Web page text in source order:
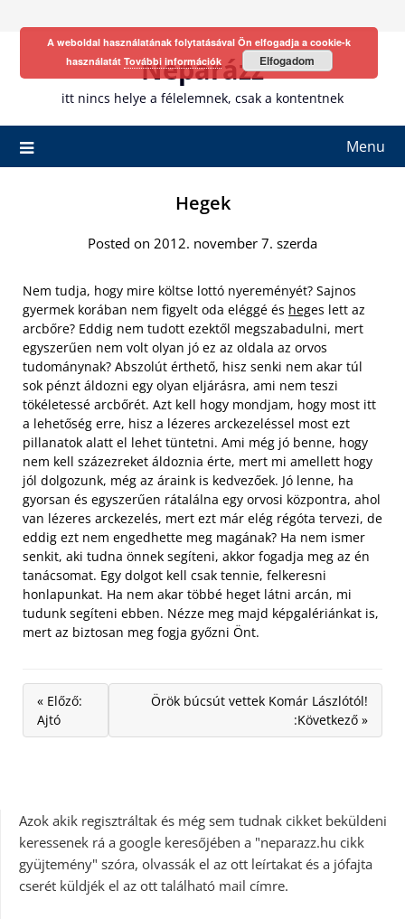
Neparázz
itt nincs helye a félelemnek, csak a kontentnek
Menu
Hegek
Posted on 2012. november 7. szerda
Nem tudja, hogy mire költse lottó nyereményét? Sajnos
gyermek korában nem figyelt oda eléggé és heges lett az
arcbőre? Eddig nem tudott ezektől megszabadulni, mert
egyszerűen nem volt olyan jó ez az oldala az orvos
tudománynak? Abszolút érthető, hisz senki nem akar túl
sok pénzt áldozni egy olyan eljárásra, ami nem teszi
tökéletessé arcbőrét. Azt kell hogy mondjam, hogy most itt
a lehetőség erre, hisz a lézeres arckezeléssel most ezt
pillanatok alatt el lehet tüntetni. Ami még jó benne, hogy
nem kell százezreket áldoznia érte, mert mi amellett hogy
jól dolgozunk, még az áraink is kedvezőek. Jó lenne, ha
gyorsan és egyszerűen rátalálna egy orvosi központra, ahol
van lézeres arckezelés, mert ezt már elég régóta tervezi, de
eddig ezt nem engedhette meg magának? Ha nem ismer
senkit, aki tudna önnek segíteni, akkor fogadja meg az én
tanácsomat. Egy dolgot kell csak tennie, felkeresni
honlapunkat. Ha nem akar többé heget látni arcán, mi
tudunk segíteni ebben. Nézze meg majd képgalériánkat is,
mert az biztosan meg fogja győzni Önt.
« Előző:
Ajtó
Örök búcsút vettek Komár Lászlótól!
:Következő »
Azok akik regisztráltak és még sem tudnak cikket beküldeni
keressenek rá a google keresőjében a "neparazz.hu cikk
gyüjtemény" szóra, olvassák el az ott leírtakat és a jófajta
cserét küldjék el az ott található mail címre.
A weboldal használatának folytatásával Ön elfogadja a cookie-k
használatát További információk Elfogadom